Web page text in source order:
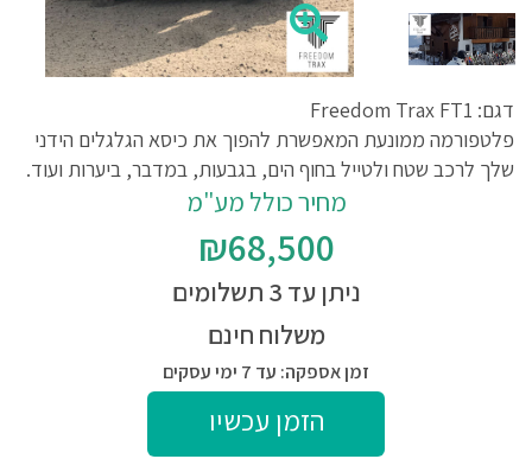
דגם: Freedom Trax FT1
פלטפורמה ממונעת המאפשרת להפוך את כיסא הגלגלים הידני
שלך לרכב שטח ולטייל בחוף הים, בגבעות, במדבר, ביערות ועוד.
מחיר כולל מע"מ
₪68,500
ניתן עד 3 תשלומים
משלוח חינם
זמן אספקה: עד 7 ימי עסקים